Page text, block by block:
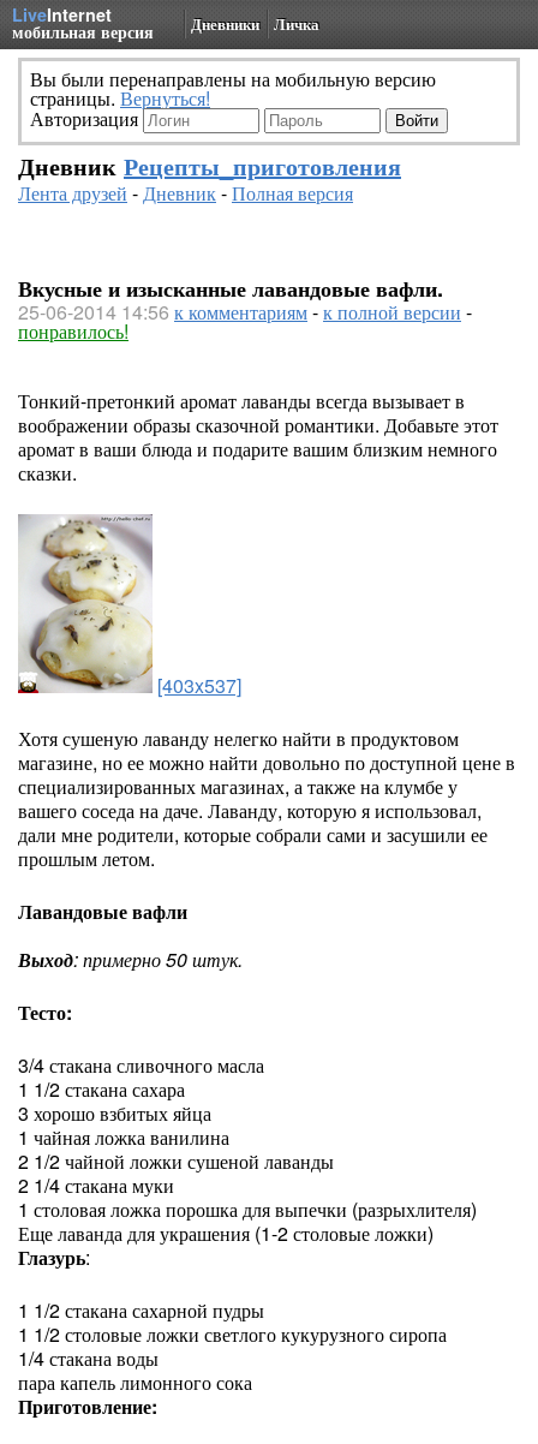
LiveInternet
мобильная версия Дневники Личка
Вы были перенаправлены на мобильную версию
страницы. Вернуться!
Авторизация
Дневник Рецепты_приготовления
Лента друзей -Дневник-Полная версия
Вкусные и изысканные лавандовые вафли.
25-06-2014 14:56 к комментариям-к полной версии -
понравилось!
Тонкий-претонкий аромат лаванды всегда вызывает в
воображении образы сказочной романтики. Добавьте этот
аромат в ваши блюда и подарите вашим близким немного
сказки.
[403x537]
Хотя сушеную лаванду нелегко найти в продуктовом
магазине, но ее можно найти довольно по доступной цене в
специализированных магазинах, а также на клумбе у
вашего соседа на даче. Лаванду, которую я использовал,
дали мне родители, которые собрали сами и засушили ее
прошлым летом.
Лавандовые вафли
Выход: примерно 50 штук.
Тесто:
3/4 стакана сливочного масла
1 1/2 стакана сахара
3 хорошо взбитых яйца
1 чайная ложка ванилина
2 1/2 чайной ложки сушеной лаванды
2 1/4 стакана муки
1 столовая ложка порошка для выпечки (разрыхлителя)
Еще лаванда для украшения (1-2 столовые ложки)
Глазурь:
1 1/2 стакана сахарной пудры
1 1/2 столовые ложки светлого кукурузного сиропа
1/4 стакана воды
пара капель лимонного сока
Приготовление: